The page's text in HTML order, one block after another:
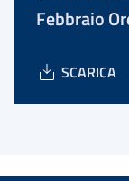
Febbraio
SCARICA